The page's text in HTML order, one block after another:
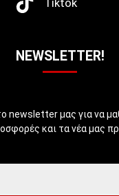
NEWSLETTER!
newsletter μας για να
και τα νέα μας